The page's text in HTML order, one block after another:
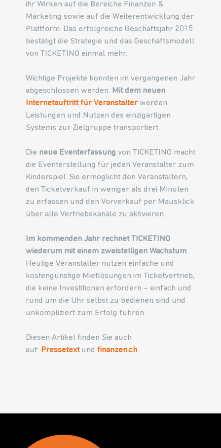
ihr Wirken auf die Bereiche Finanzen &
Marketing sowie auf die Weiterentwicklung der
Plattform. Das erfolgreiche Geschäftsjahr 2015
bestätigt die Strategie und das Geschäftsmodell
von TICKETINO einmal mehr.
Wichtige Projekte konnten im vergangenen Jahr
abgeschlossen werden. Mit dem neuen
Internetauftritt für Veranstalterwerden
Leistungen und Nutzen des einzigartigen
Systems zur Zielgruppe transportiert.
Die neue Eventerfassung von TICKETINO macht
die Eventerstellung für jeden Veranstalter zum
Kinderspiel. Sie ermöglicht den Veranstaltern,
den Ticketverkauf in weniger als drei Minuten
zu erfassen und den Vorverkauf per Mausklick
über alle Vertriebskanäle zu aktivieren.
Im kommenden Jahr rechnet TICKETINO
wiederum mit einem zweistelligen Wachstum.
Heutige Veranstalter nutzen einfache und
kostengünstige Mietlösungen im Ticketvertrieb,
die keine Investitionen erfordern – einfach und
rund um die Uhr selbst zu bedienen sind und
unkompliziert zum Erfolg führen.
Diesen Artikel finden Sie auch
auf: Pressetextundfinanzen.ch